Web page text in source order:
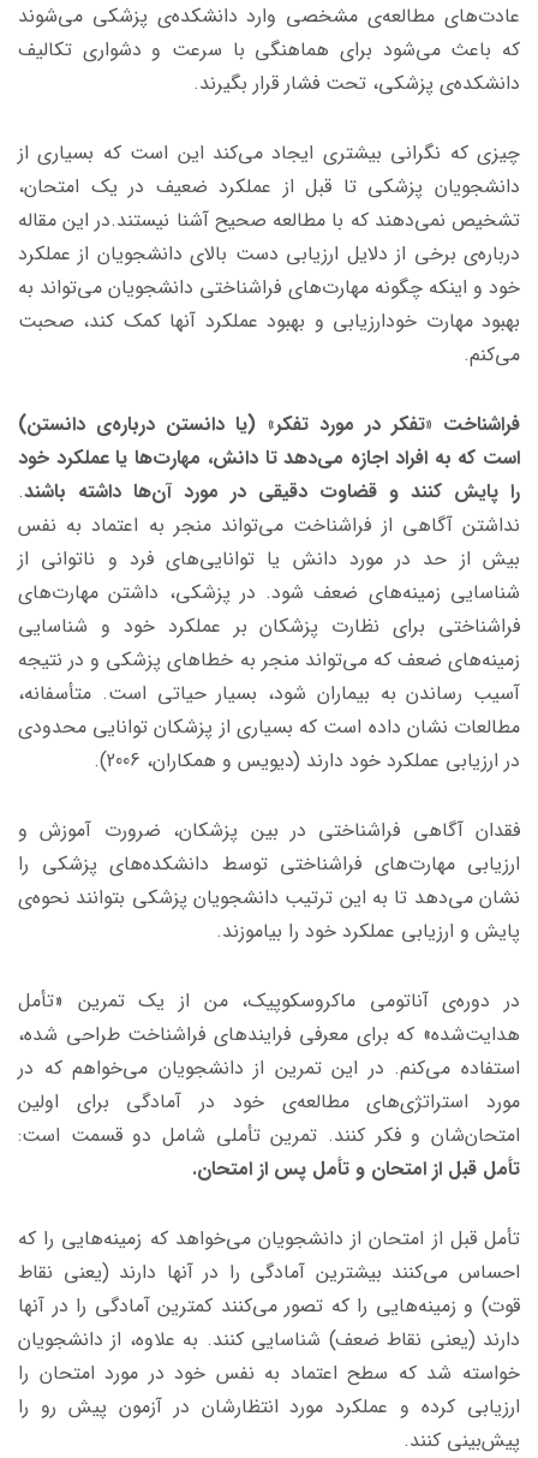
عادت‌های مطالعه‌ی مشخصی وارد دانشکده‌ی پزشکی می‌شوند
که باعث می‌شود برای هماهنگی با سرعت و دشواری تکالیف
دانشکده‌ی پزشکی، تحت فشار قرار بگیرند.
چیزی که نگرانی بیشتری ایجاد می‌کند این است که بسیاری از
دانشجویان پزشکی تا قبل از عملکرد ضعیف در یک امتحان،
تشخیص نمی‌دهند که با مطالعه صحیح آشنا نیستند.در این مقاله
درباره‌ی برخی از دلایل ارزیابی دست بالای دانشجویان از عملکرد
خود و اینکه چگونه مهارت‌های فراشناختی دانشجویان می‌تواند به
بهبود مهارت‌ خودارزیابی و بهبود عملکرد آنها کمک کند، صحبت
می‌کنم.
فراشناخت «تفکر در مورد تفکر» (یا دانستن درباره‌ی دانستن)
است که به افراد اجازه می‌دهد تا دانش، مهارت‌ها یا عملکرد خود
را پایش کنند و قضاوت دقیقی در مورد آن‌ها داشته باشند.
نداشتن آگاهی از فراشناخت می‌تواند منجر به اعتماد به نفس
بیش از حد در مورد دانش یا توانایی‌های فرد و ناتوانی از
شناسایی زمینه‌های ضعف شود. در پزشکی، داشتن مهارت‌های
فراشناختی برای نظارت پزشکان بر عملکرد خود و شناسایی
زمینه‌های ضعف که می‌تواند منجر به خطاهای پزشکی و در نتیجه
آسیب رساندن به بیماران شود، بسیار حیاتی است. متأسفانه،
مطالعات نشان داده است که بسیاری از پزشکان توانایی محدودی
در ارزیابی عملکرد خود دارند (دیویس و همکاران، 2006).
فقدان آگاهی فراشناختی در بین پزشکان، ضرورت آموزش و
ارزیابی مهارت‌های فراشناختی توسط دانشکده‌های پزشکی را
نشان می‌دهد تا به این ترتیب دانشجویان پزشکی بتوانند نحوه‌ی
پایش و ارزیابی عملکرد خود را بیاموزند.
در دوره‌ی آناتومی ماکروسکوپیک، من از یک تمرین «تأمل
هدایت‌شده» که برای معرفی فرایندهای فراشناخت طراحی شده،
استفاده می‌کنم. در این تمرین از دانشجویان می‌خواهم که در
مورد استراتژی‌های مطالعه‌ی خود در آمادگی برای اولین
امتحان‌شان و فکر کنند. تمرین تأملی شامل دو قسمت است:
تأمل قبل از امتحان و تأمل پس از امتحان.
تأمل قبل از امتحان از دانشجویان می‌خواهد که زمینه‌هایی را که
احساس می‌کنند بیشترین آمادگی را در آنها دارند (یعنی نقاط
قوت) و زمینه‌هایی را که تصور می‌کنند کمترین آمادگی را در آنها
دارند (یعنی نقاط ضعف) شناسایی کنند. به علاوه، از دانشجویان
خواسته شد که سطح اعتماد به نفس خود در مورد امتحان را
ارزیابی کرده و عملکرد مورد انتظارشان در آزمون پیش رو را
پیش‌بینی کنند.